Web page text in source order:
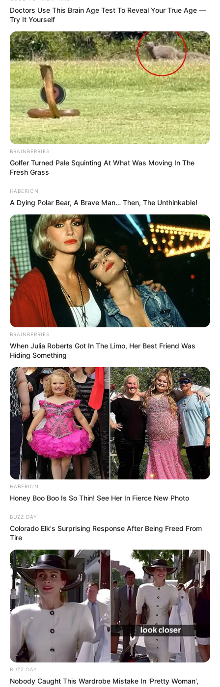
Doctors Use This Brain Age Test To Reveal Your True Age —
Try It Yourself
BRAINBERRIES
Golfer Turned Pale Squinting At What Was Moving In The
Fresh Grass
HABERION
A Dying Polar Bear, A Brave Man… Then, The Unthinkable!
BRAINBERRIES
When Julia Roberts Got In The Limo, Her Best Friend Was
Hiding Something
HABERION
Honey Boo Boo Is So Thin! See Her In Fierce New Photo
BUZZ DAY
Colorado Elk's Surprising Response After Being Freed From
Tire
BUZZ DAY
Nobody Caught This Wardrobe Mistake In 'Pretty Woman',